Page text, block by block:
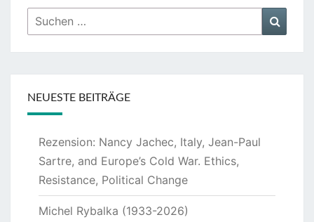
Suchen
nach:
NEUESTE BEITRÄGE
Rezension: Nancy Jachec, Italy, Jean-Paul
Sartre, and Europe’s Cold War. Ethics,
Resistance, Political Change
Michel Rybalka (1933-2026)